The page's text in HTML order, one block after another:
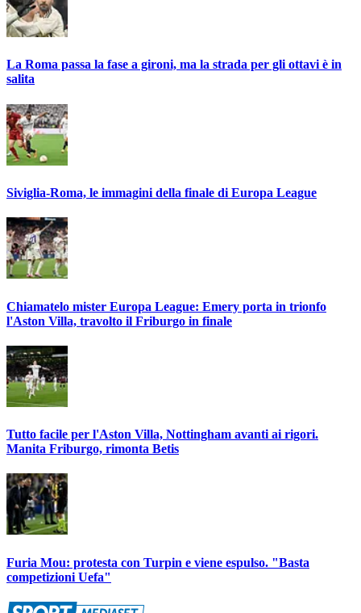
La Roma passa la fase a gironi, ma la strada per gli ottavi è in
salita
Siviglia-Roma, le immagini della finale di Europa League
Chiamatelo mister Europa League: Emery porta in trionfo
l'Aston Villa, travolto il Friburgo in finale
Tutto facile per l'Aston Villa, Nottingham avanti ai rigori.
Manita Friburgo, rimonta Betis
Furia Mou: protesta con Turpin e viene espulso. "Basta
competizioni Uefa"